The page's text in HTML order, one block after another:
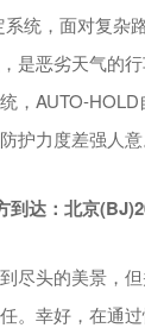
统，面对复杂
是恶劣天气的
，AUTO-
护力度差强人意
达：北京
尽头的美景，
。幸好，在通